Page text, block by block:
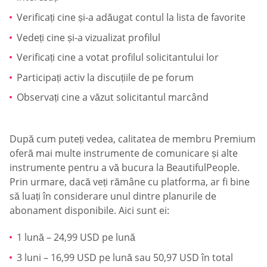
Verificați cine și-a adăugat contul la lista de favorite
Vedeți cine și-a vizualizat profilul
Verificați cine a votat profilul solicitantului lor
Participați activ la discuțiile de pe forum
Observați cine a văzut solicitantul marcând
După cum puteți vedea, calitatea de membru Premium
oferă mai multe instrumente de comunicare și alte
instrumente pentru a vă bucura la BeautifulPeople.
Prin urmare, dacă veți rămâne cu platforma, ar fi bine
să luați în considerare unul dintre planurile de
abonament disponibile. Aici sunt ei:
1 lună – 24,99 USD pe lună
3 luni – 16,99 USD pe lună sau 50,97 USD în total